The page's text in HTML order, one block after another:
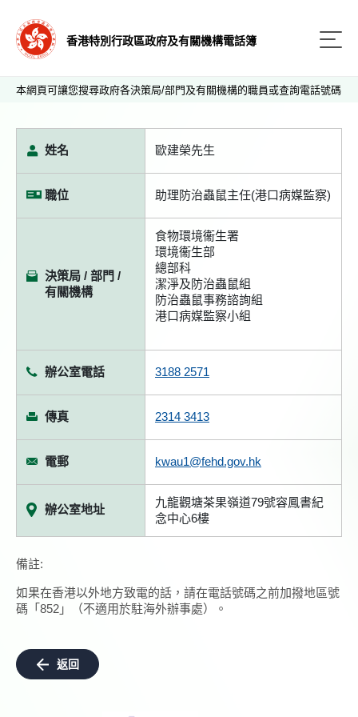
香港特別行政區政府及有關機構電話簿
本網頁可讓您搜尋政府各決策局/部門及有關機構的職員或查詢電話號碼
姓名 歐建榮先生
職位 助理防治蟲鼠主任(港口病媒監察)
決策局 / 部門 /
有關機構
食物環境衞生署
環境衞生部
總部科
潔淨及防治蟲鼠組
防治蟲鼠事務諮詢組
港口病媒監察小組
辦公室電話 3188 2571
傳真 2314 3413
電郵 kwau1@fehd.gov.hk
辦公室地址
九龍觀塘茶果嶺道79號容鳳書紀
念中心6樓
備註:
如果在香港以外地方致電的話，請在電話號碼之前加撥地區號
碼「852」（不適用於駐海外辦事處）。
返回